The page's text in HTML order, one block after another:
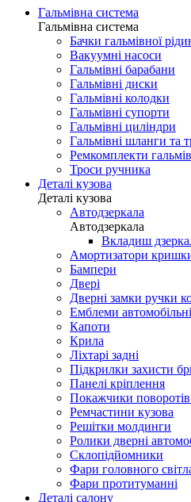
Гальмівна система
Гальмівна система
Бачки гальмівної
Вакуумні насоси
Гальмівні барабани
Гальмівні диски
Гальмівні колодки
Гальмівні супорти
Гальмівні циліндри
Гальмівні шланги та
Ремкомплекти
Троси ручника
Деталі кузова
Деталі кузова
Автодзеркала
Автодзеркала
Вкладиш
Амортизатори
Бампери
Двері
Дверні замки ручки
Емблеми автомобільні
Капоти
Крила
Ліхтарі задні
Підкрилки захисти
Панелі кріплення
Покажчики поворотів
Ремчастини кузова
Решітки молдинги
Ролики дверні
Склопідйомники
Фари головного
Фари протитуманні
Деталі салону